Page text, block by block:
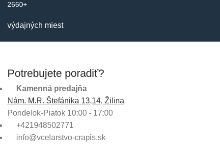
2660+
výdajných miest
Potrebujete poradiť?
Kamenná predajňa
Nám. M.R. Štefánika 13,14, Žilina
Pondelok-Piatok 10:00 - 17:00
+421948502771
info@vcelarstvo-crapis.sk